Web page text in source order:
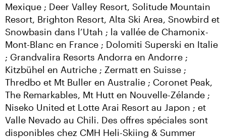
Mexique ; Deer Valley Resort, Solitude Mountain
Resort, Brighton Resort, Alta Ski Area, Snowbird et
Snowbasin dans l’Utah ; la vallée de Chamonix-
Mont-Blanc en France ; Dolomiti Superski en Italie
; Grandvalira Resorts Andorra en Andorre ;
Kitzbühel en Autriche ; Zermatt en Suisse ;
Thredbo et Mt Buller en Australie ; Coronet Peak,
The Remarkables, Mt Hutt en Nouvelle-Zélande ;
Niseko United et Lotte Arai Resort au Japon ; et
Valle Nevado au Chili. Des offres spéciales sont
disponibles chez CMH Heli-Skiing & Summer